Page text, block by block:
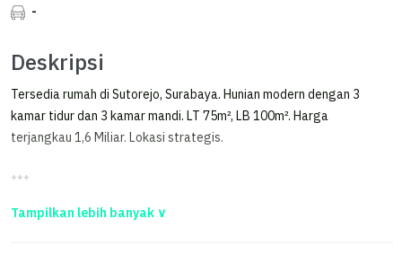
-
Deskripsi
Tersedia rumah di Sutorejo, Surabaya. Hunian modern dengan 3
kamar tidur dan 3 kamar mandi. LT 75m², LB 100m². Harga
terjangkau 1,6 Miliar. Lokasi strategis.
***